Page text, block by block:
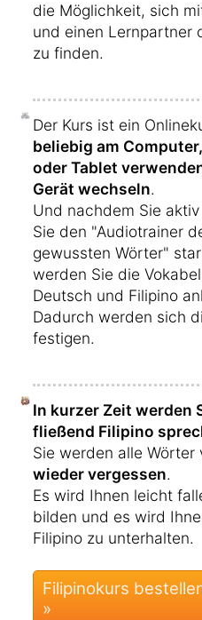
die Möglichkeit, sich
und einen Lernpartner
zu finden.
Der Kurs ist ein
beliebig am
oder Tablet
Gerät wechseln.
Und nachdem Sie
Sie den "Audiotrainer
gewussten Wörter"
werden Sie die
Deutsch und Filipino
Dadurch werden sich
festigen.
In kurzer Zeit werden
fließend Filipino
Sie werden alle Wörter
wieder vergessen.
Es wird Ihnen leicht
bilden und es wird
Filipino zu unterhalten.
Filipinokurs
»